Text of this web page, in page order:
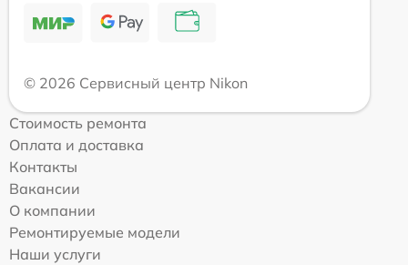
© 2026 Сервисный центр Nikon
Стоимость ремонта
Оплата и доставка
Контакты
Вакансии
О компании
Ремонтируемые модели
Наши услуги